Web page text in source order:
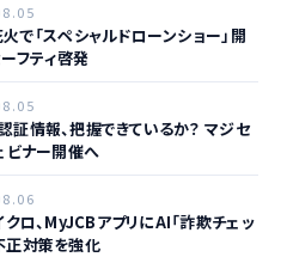
で「スペシャルドローンショー」開
フティ啓発
証情報、把握できているか？ マジセ
ビナー開催へ
ロ、MyJCBアプリにAI「詐欺チェッ
正対策を強化